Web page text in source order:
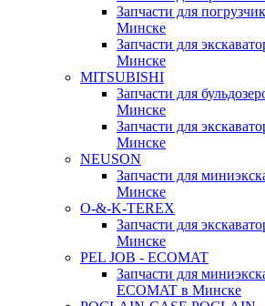
Запчасти для
Минске
Запчасти для
Минске
MITSUBISHI
Запчасти для
Минске
Запчасти для
Минске
NEUSON
Запчасти для
Минске
O-&-K-TEREX
Запчасти для
Минске
PEL JOB - ECOMAT
Запчасти для
ECOMAT в Минске